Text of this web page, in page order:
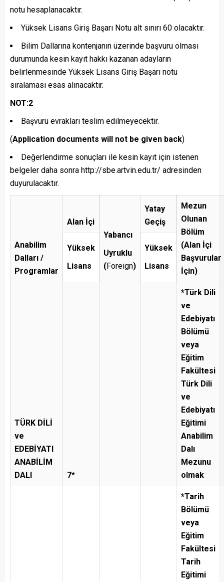
notu hesaplanacaktır.
Yüksek Lisans Giriş Başarı Notu alt sınırı 60 olacaktır.
Bilim Dallarına kontenjanın üzerinde başvuru olması
durumunda kesin kayıt hakkı kazanan adayların
belirlenmesinde Yüksek Lisans Giriş Başarı notu
sıralaması esas alınacaktır.
NOT:2
Başvuru evrakları teslim edilmeyecektir.
(Application documents will not be given back)
Değerlendirme sonuçları ile kesin kayıt için istenen
belgeler daha sonra http://sbe.artvin.edu.tr/ adresinden
duyurulacaktır.
Anabilim
Dalları /
Programlar
Alan İçi
Yabancı
Uyruklu
(Foreign)
Yatay
Geçiş
Mezun
Olunan
Bölüm
(Alan İçi
Başvurular
İçin)
Yüksek
Lisans
Yüksek
Lisans
TÜRK DİLİ
ve
EDEBİYATI
ANABİLİM
DALI
7*
*Türk Dili
ve
Edebiyatı
Bölümü
veya
Eğitim
Fakültesi
Türk Dili
ve
Edebiyatı
Eğitimi
Anabilim
Dalı
Mezunu
olmak
*Tarih
Bölümü
veya
Eğitim
Fakültesi
Tarih
Eğitimi